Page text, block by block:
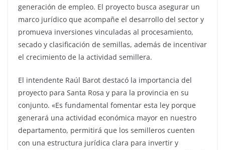
generación de empleo. El proyecto busca asegurar un
marco jurídico que acompañe el desarrollo del sector y
promueva inversiones vinculadas al procesamiento,
secado y clasificación de semillas, además de incentivar
el crecimiento de la actividad semillera.
El intendente Raúl Barot destacó la importancia del
proyecto para Santa Rosa y para la provincia en su
conjunto. «Es fundamental fomentar esta ley porque
generará una actividad económica mayor en nuestro
departamento, permitirá que los semilleros cuenten
con una estructura jurídica clara para invertir y